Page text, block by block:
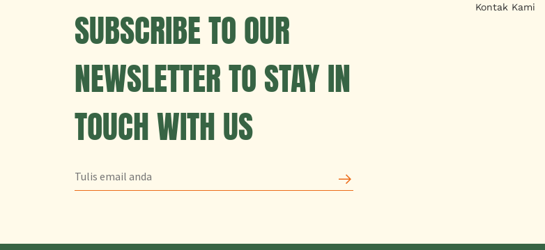
SUBSCRIBE TO OUR
NEWSLETTER TO STAY IN
TOUCH WITH US
Kontak Kami